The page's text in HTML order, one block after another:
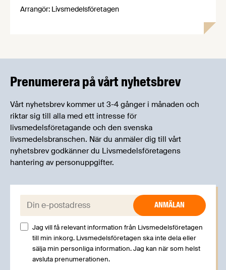
Arrangör: Livsmedelsföretagen
Prenumerera på vårt nyhetsbrev
Vårt nyhetsbrev kommer ut 3-4 gånger i månaden och
riktar sig till alla med ett intresse för
livsmedelsföretagande och den svenska
livsmedelsbranschen. När du anmäler dig till vårt
nyhetsbrev godkänner du Livsmedelsföretagens
hantering av personuppgifter.
E-post:
Jag vill få relevant information från Livsmedelsföretagen
till min inkorg. Livsmedelsföretagen ska inte dela eller
sälja min personliga information. Jag kan när som helst
avsluta prenumerationen.